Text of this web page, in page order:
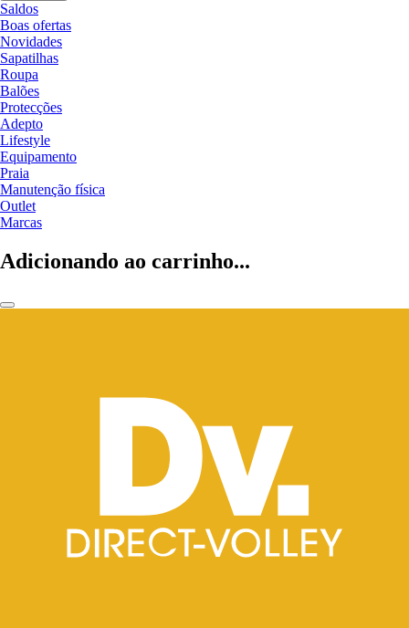
Saldos
Boas ofertas
Novidades
Sapatilhas
Roupa
Balões
Protecções
Adepto
Lifestyle
Equipamento
Praia
Manutenção física
Outlet
Marcas
Adicionando ao carrinho...